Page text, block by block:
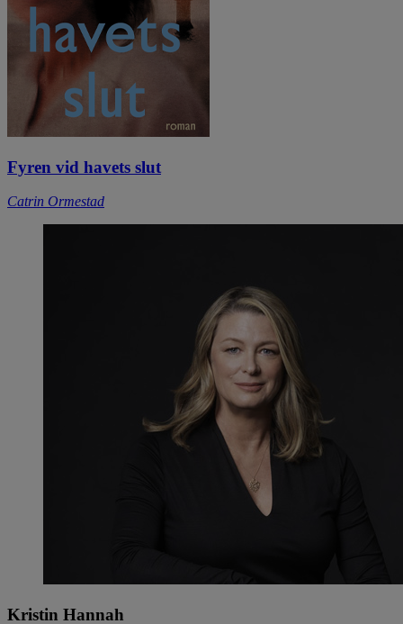
Fyren vid havets slut
Catrin Ormestad
Kristin Hannah